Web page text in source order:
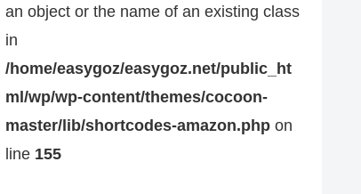
an object or the name of an existing class
in
/home/easygoz/easygoz.net/public_ht
ml/wp/wp-content/themes/cocoon-
master/lib/shortcodes-amazon.php on
line 155